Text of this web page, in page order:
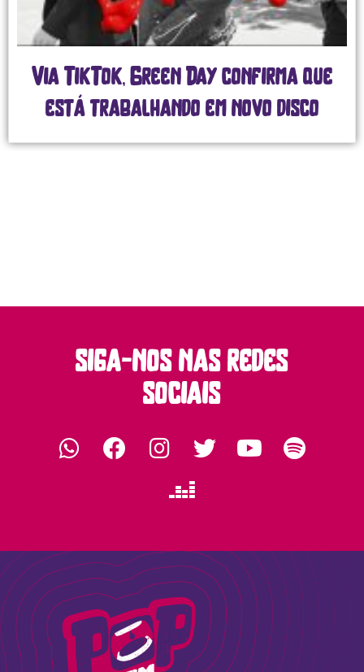
Via TikTok, Green Day confirma que
está trabalhando em novo disco
siga-nos nas redes
sociais